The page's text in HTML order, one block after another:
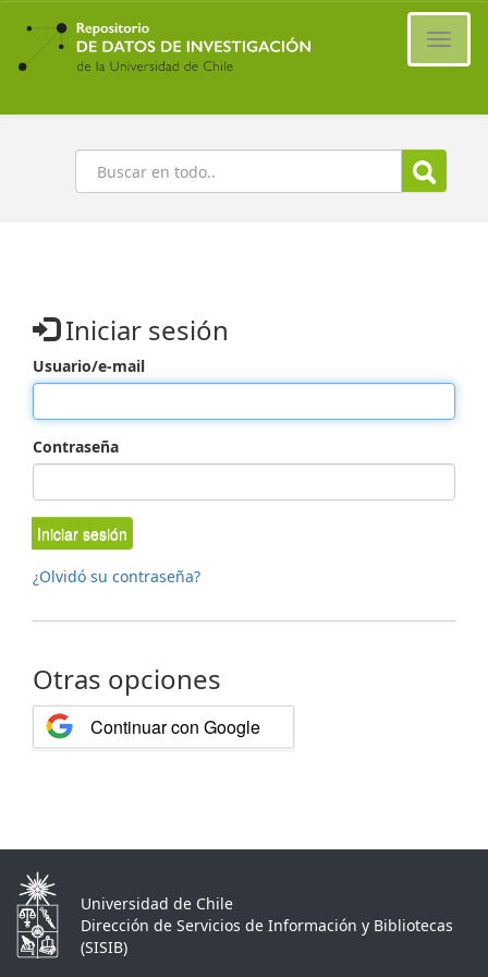
Ir
contenido
principal
Buscar
Iniciar sesión
Usuario/e-mail
Contraseña
Iniciar sesión
¿Olvidó su contraseña?
Otras opciones
Continuar con Google
Universidad de Chile
Dirección de Servicios de Información y Bibliotecas
(SISIB)